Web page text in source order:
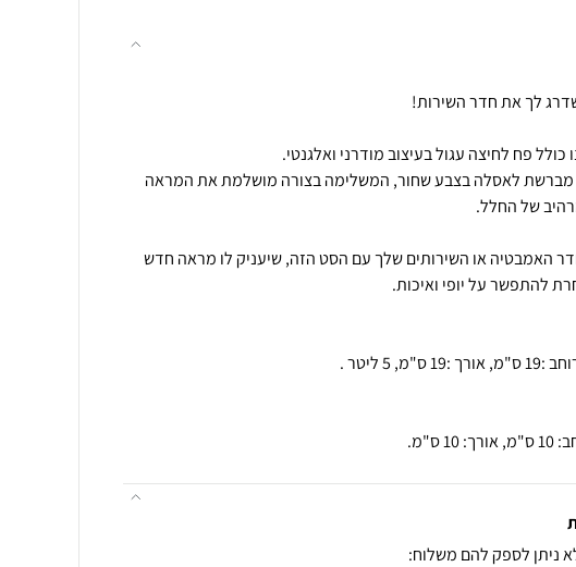
מברשת לאסלה בצבע שחור, המשלימה בצורה מושלמת את המראה
האמבטיה או השירותים שלך עם הסט הזה, שיעניק לו מראה חדש